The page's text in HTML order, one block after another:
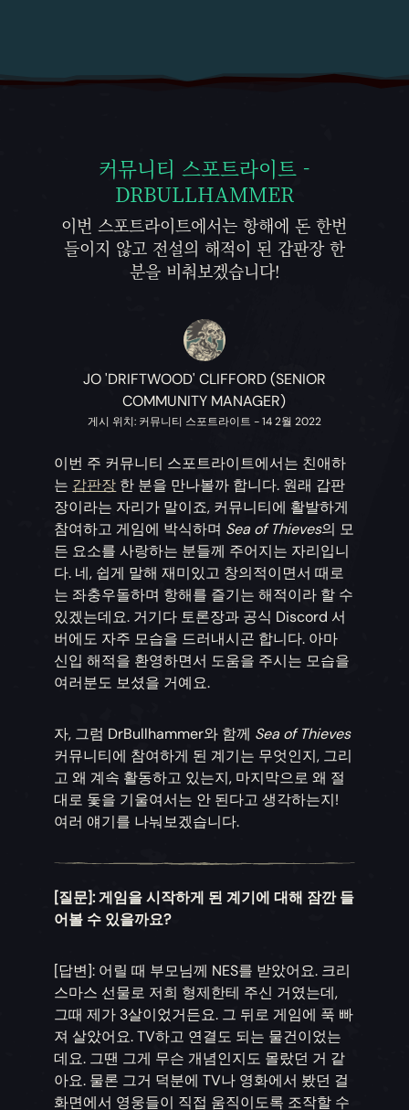
커뮤니티 스포트라이트 -
DRBULLHAMMER
이번 스포트라이트에서는 항해에 돈 한번
들이지 않고 전설의 해적이 된 갑판장 한
분을 비춰보겠습니다!
JO 'DRIFTWOOD' CLIFFORD (SENIOR
COMMUNITY MANAGER)
게시 위치: 커뮤니티 스포트라이트 - 14 2월 2022
이번 주 커뮤니티 스포트라이트에서는 친애하
는 갑판장 한 분을 만나볼까 합니다. 원래 갑판
장이라는 자리가 말이죠, 커뮤니티에 활발하게
참여하고 게임에 박식하며 Sea of Thieves의 모
든 요소를 사랑하는 분들께 주어지는 자리입니
다. 네, 쉽게 말해 재미있고 창의적이면서 때로
는 좌충우돌하며 항해를 즐기는 해적이라 할 수
있겠는데요. 거기다 토론장과 공식 Discord 서
버에도 자주 모습을 드러내시곤 합니다. 아마
신입 해적을 환영하면서 도움을 주시는 모습을
여러분도 보셨을 거예요.
자, 그럼 DrBullhammer와 함께 Sea of Thieves
커뮤니티에 참여하게 된 계기는 무엇인지, 그리
고 왜 계속 활동하고 있는지, 마지막으로 왜 절
대로 돛을 기울여서는 안 된다고 생각하는지!
여러 얘기를 나눠보겠습니다.
[질문]: 게임을 시작하게 된 계기에 대해 잠깐 들
어볼 수 있을까요?
[답변]: 어릴 때 부모님께 NES를 받았어요. 크리
스마스 선물로 저희 형제한테 주신 거였는데,
그때 제가 3살이었거든요. 그 뒤로 게임에 푹 빠
져 살았어요. TV하고 연결도 되는 물건이었는
데요. 그땐 그게 무슨 개념인지도 몰랐던 거 같
아요. 물론 그거 덕분에 TV나 영화에서 봤던 걸
화면에서 영웅들이 직접 움직이도록 조작할 수